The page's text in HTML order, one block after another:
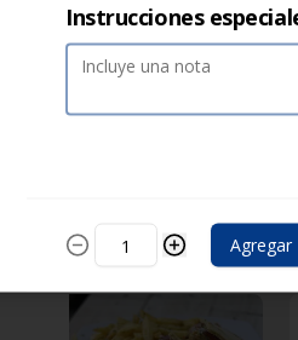
Instrucciones
Agregar